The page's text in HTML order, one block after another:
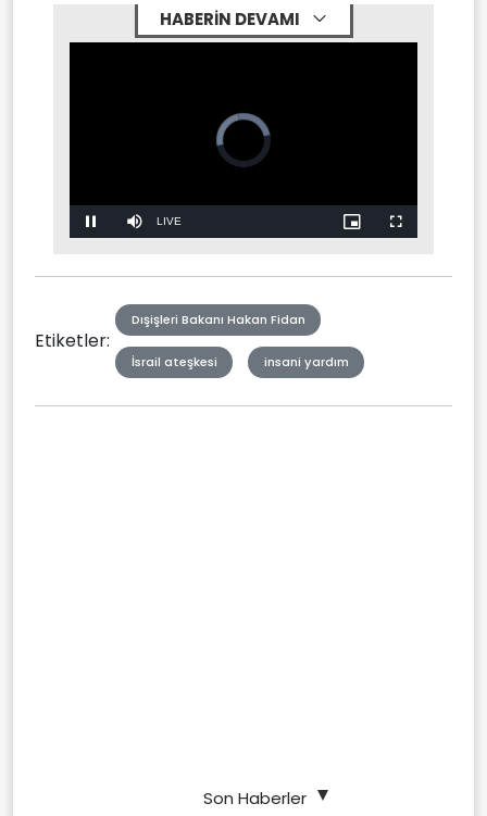
HABERİN DEVAMI
Pause Mute Stream
LIVE
Picture-
in-
Fullscreen
Etiketler:
Dışişleri Bakanı Hakan Fidan
İsrail ateşkesi insani yardım
Son Haberler